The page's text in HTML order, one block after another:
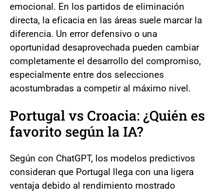
emocional. En los partidos de eliminación
directa, la eficacia en las áreas suele marcar la
diferencia. Un error defensivo o una
oportunidad desaprovechada pueden cambiar
completamente el desarrollo del compromiso,
especialmente entre dos selecciones
acostumbradas a competir al máximo nivel.
Portugal vs Croacia: ¿Quién es
favorito según la IA?
Según con ChatGPT, los modelos predictivos
consideran que Portugal llega con una ligera
ventaja debido al rendimiento mostrado